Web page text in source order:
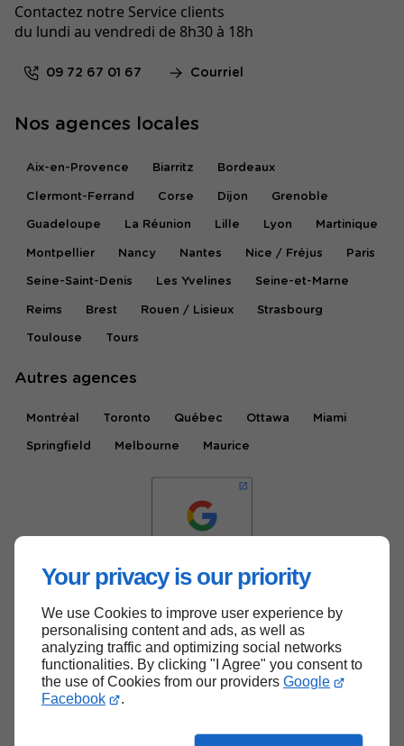
Your privacy is our priority
We use Cookies to improve user experience by
personalising content and ads, as well as
analyzing traffic and optimizing social networks
functionalities. By clicking "I Agree" you consent to
the use of Cookies from our providers Google
Facebook
.
Contactez notre Service clients
du lundi au vendredi de 8h30 à 18h
09 72 67 01 67 Courriel
Nos agences locales
Aix-en-Provence Biarritz Bordeaux
Clermont-Ferrand Corse Dijon Grenoble
Guadeloupe La Réunion Lille Lyon Martinique
Montpellier Nancy Nantes Nice / Fréjus Paris
Seine-Saint-Denis Les Yvelines Seine-et-Marne
Reims Brest Rouen / Lisieux Strasbourg
Toulouse Tours
Autres agences
Montréal Toronto Québec Ottawa Miami
Springfield Melbourne Maurice
Haut de page